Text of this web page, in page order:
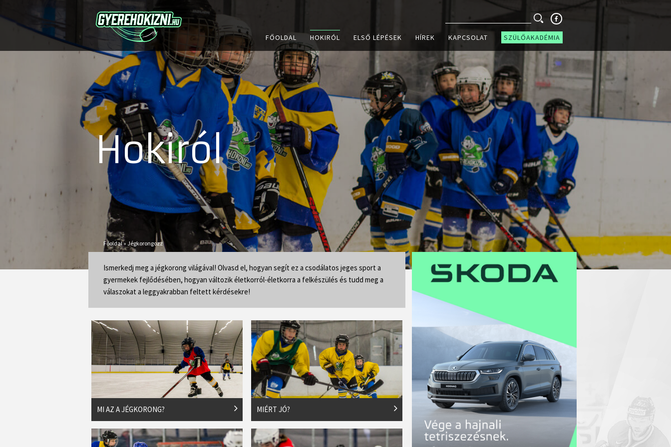
FŐOLDAL HOKIRÓL ELSŐ LÉPÉSEK HÍREK KAPCSOLAT SZÜLŐAKADÉMIA
Hokiról
Főoldal» Jégkorongozz
Ismerkedj meg a jégkorong világával! Olvasd el, hogyan segít ez a csodálatos jeges sport a
gyermekek fejlődésében, hogyan változik életkorról-életkorra a felkészülés és tudd meg a
válaszokat a leggyakrabban feltett kérdésekre!
MI AZ A JÉGKORONG? MIÉRT JÓ?